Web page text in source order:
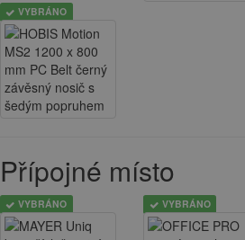
VYBRÁNO
Přípojné místo
VYBRÁNO VYBRÁNO